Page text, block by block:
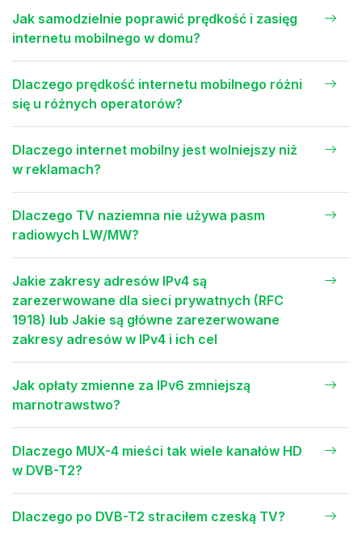
Jak samodzielnie poprawić prędkość i zasięg
internetu mobilnego w domu?
Dlaczego prędkość internetu mobilnego różni
się u różnych operatorów?
Dlaczego internet mobilny jest wolniejszy niż
w reklamach?
Dlaczego TV naziemna nie używa pasm
radiowych LW/MW?
Jakie zakresy adresów IPv4 są
zarezerwowane dla sieci prywatnych (RFC
1918) lub Jakie są główne zarezerwowane
zakresy adresów w IPv4 i ich cel
Jak opłaty zmienne za IPv6 zmniejszą
marnotrawstwo?
Dlaczego MUX-4 mieści tak wiele kanałów HD
w DVB-T2?
Dlaczego po DVB-T2 straciłem czeską TV?